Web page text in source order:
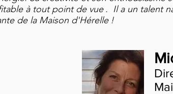
à tout point de vue . Il a un talent
de la Maison d'Hérelle !